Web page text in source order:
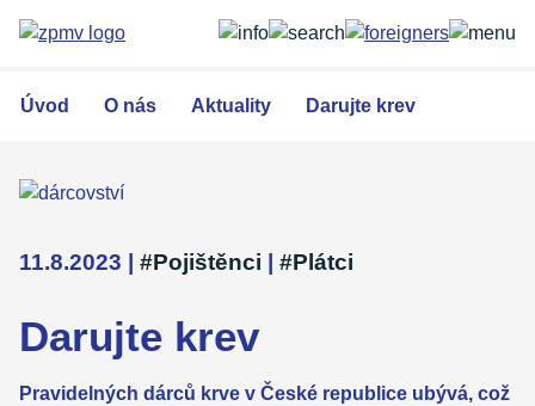
obsahu
Úvod O nás Aktuality Darujte krev
11.8.2023 #Pojištěnci #Plátci
Darujte krev
Pravidelných dárců krve v České republice ubývá, což